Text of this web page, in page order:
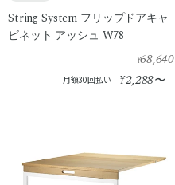
String System フリップドアキャ
ビネット アッシュ W78
¥68,640
月額30回払い ¥2,288〜